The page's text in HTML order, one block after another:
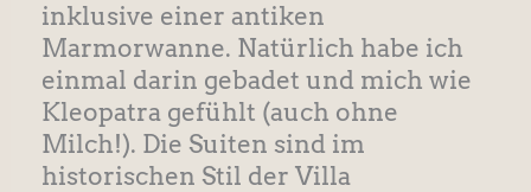
inklusive einer antiken
Marmorwanne. Natürlich habe ich
einmal darin gebadet und mich wie
Kleopatra gefühlt (auch ohne
Milch!). Die Suiten sind im
historischen Stil der Villa